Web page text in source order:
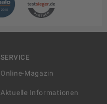
SERVICE
Online-Magazin
Aktuelle Informationen